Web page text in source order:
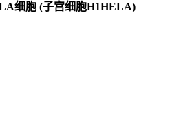
细胞 (子宫细胞H1HELA)